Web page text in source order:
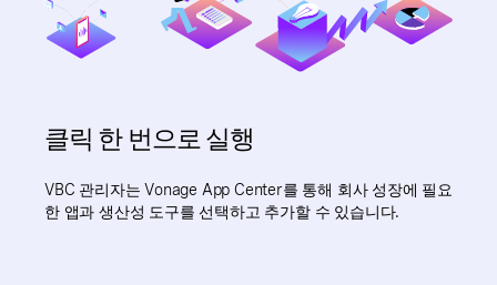
클릭 한 번으로 실행
VBC 관리자는 Vonage App Center를 통해 회사 성장에 필요
한 앱과 생산성 도구를 선택하고 추가할 수 있습니다.